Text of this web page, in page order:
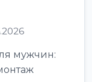
мужчин: